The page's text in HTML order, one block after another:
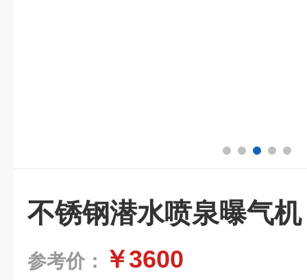
不锈钢潜水喷泉曝气机
参考价： ￥3600